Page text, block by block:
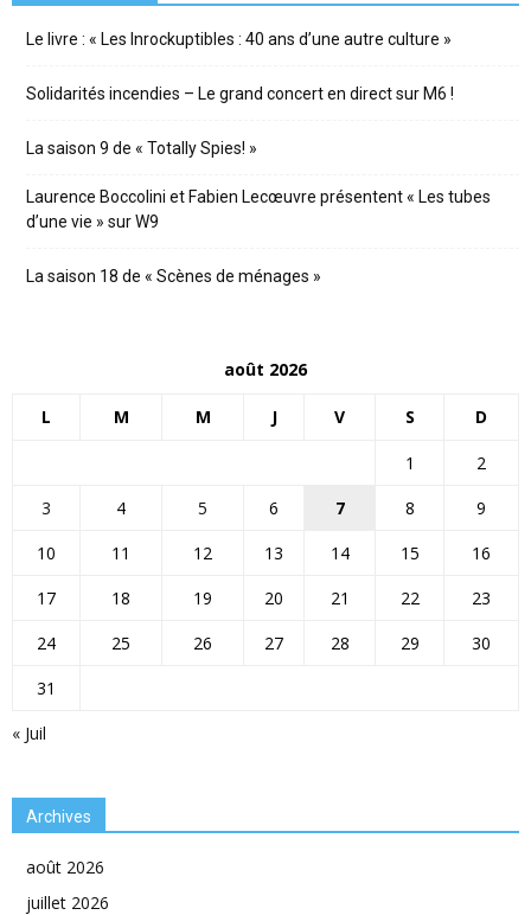
Le livre : « Les Inrockuptibles : 40 ans d’une autre culture »
Solidarités incendies – Le grand concert en direct sur M6 !
La saison 9 de « Totally Spies! »
Laurence Boccolini et Fabien Lecœuvre présentent « Les tubes
d’une vie » sur W9
La saison 18 de « Scènes de ménages »
août 2026
L M M J V S D
« Juil
1
2
3
4 5 6 7 8
9
10
11 12 13 14 15
16
17
18 19 20 21 22
23
24
25 26 27 28 29
30
31
Archives
août 2026
juillet 2026